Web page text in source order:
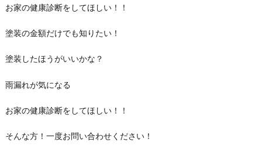
お家の健康診断をしてほしい！！
塗装の金額だけでも知りたい！
塗装したほうがいいかな？
雨漏れが気になる
お家の健康診断をしてほしい！！
そんな方！一度お問い合わせください！